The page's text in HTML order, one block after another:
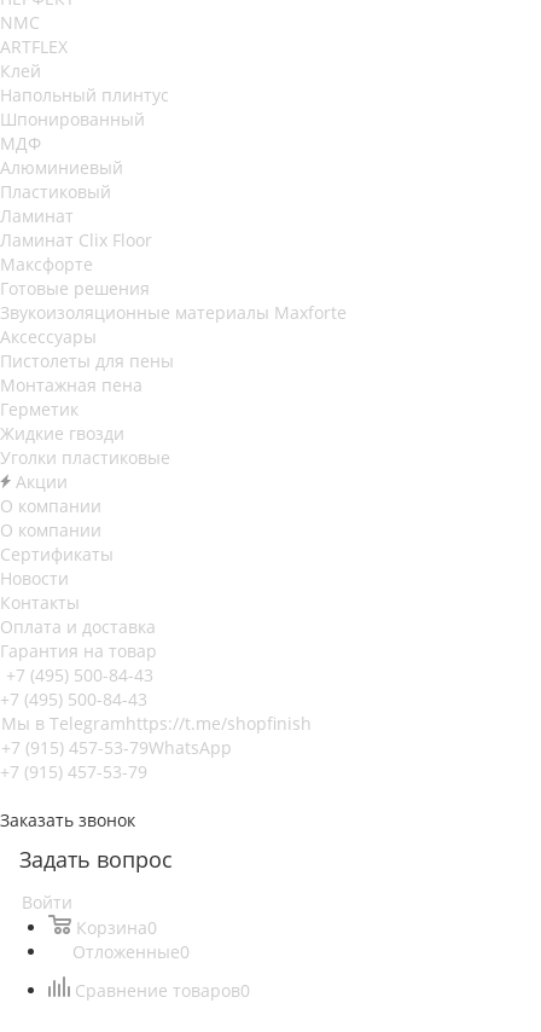
NMC
ARTFLEX
Клей
Напольный плинтус
Шпонированный
МДФ
Алюминиевый
Пластиковый
Ламинат
Ламинат Clix Floor
Максфорте
Готовые решения
Звукоизоляционные материалы Maxforte
Аксессуары
Пистолеты для пены
Монтажная пена
Герметик
Жидкие гвозди
Уголки пластиковые
Акции
О компании
О компании
Сертификаты
Новости
Контакты
Оплата и доставка
Гарантия на товар
+7 (495) 500-84-43
+7 (495) 500-84-43
Мы в Telegramhttps://t.me/shopfinish
+7 (915) 457-53-79WhatsApp
+7 (915) 457-53-79
Заказать звонок
Задать вопрос
Войти
Корзина0
Отложенные0
Сравнение товаров0